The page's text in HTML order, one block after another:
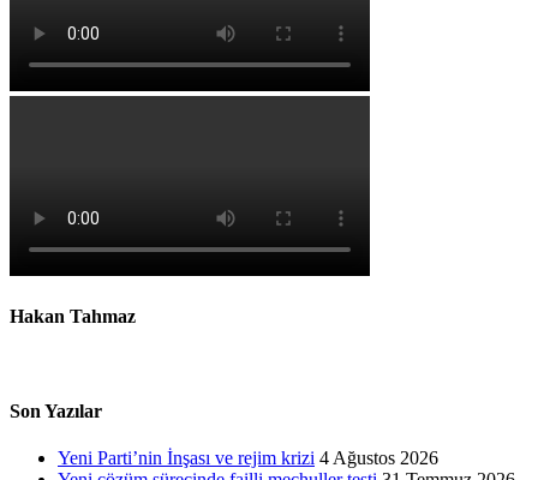
Hakan Tahmaz
Son Yazılar
Yeni Parti’nin İnşası ve rejim krizi 4 Ağustos 2026